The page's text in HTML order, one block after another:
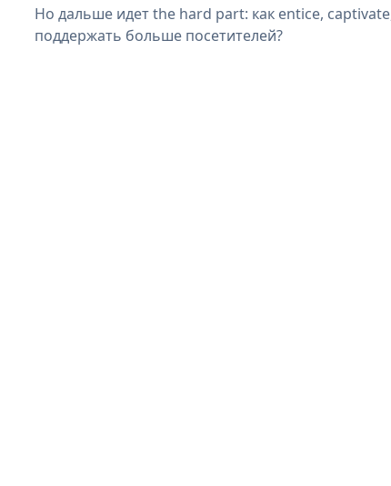
Но дальше идет the hard part: как entice,
поддержать больше посетителей?